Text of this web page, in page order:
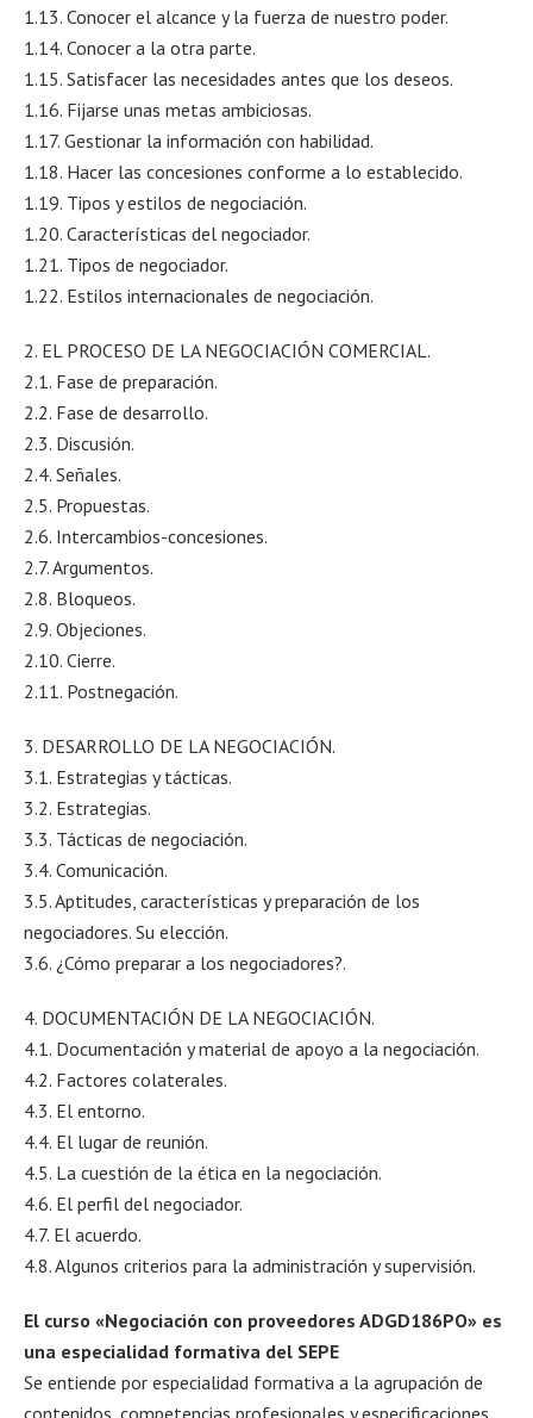
1.13. Conocer el alcance y la fuerza de nuestro poder.
1.14. Conocer a la otra parte.
1.15. Satisfacer las necesidades antes que los deseos.
1.16. Fijarse unas metas ambiciosas.
1.17. Gestionar la información con habilidad.
1.18. Hacer las concesiones conforme a lo establecido.
1.19. Tipos y estilos de negociación.
1.20. Características del negociador.
1.21. Tipos de negociador.
1.22. Estilos internacionales de negociación.
2. EL PROCESO DE LA NEGOCIACIÓN COMERCIAL.
2.1. Fase de preparación.
2.2. Fase de desarrollo.
2.3. Discusión.
2.4. Señales.
2.5. Propuestas.
2.6. Intercambios-concesiones.
2.7. Argumentos.
2.8. Bloqueos.
2.9. Objeciones.
2.10. Cierre.
2.11. Postnegación.
3. DESARROLLO DE LA NEGOCIACIÓN.
3.1. Estrategias y tácticas.
3.2. Estrategias.
3.3. Tácticas de negociación.
3.4. Comunicación.
3.5. Aptitudes, características y preparación de los
negociadores. Su elección.
3.6. ¿Cómo preparar a los negociadores?.
4. DOCUMENTACIÓN DE LA NEGOCIACIÓN.
4.1. Documentación y material de apoyo a la negociación.
4.2. Factores colaterales.
4.3. El entorno.
4.4. El lugar de reunión.
4.5. La cuestión de la ética en la negociación.
4.6. El perfil del negociador.
4.7. El acuerdo.
4.8. Algunos criterios para la administración y supervisión.
El curso «Negociación con proveedores ADGD186PO» es
una especialidad formativa del SEPE
Se entiende por especialidad formativa a la agrupación de